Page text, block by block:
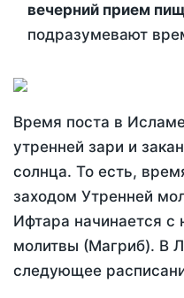
вечерний прием
подразумевают
Время поста в
утренней зари и
солнца. То есть,
заходом Утренней
Ифтара начинается с
молитвы (Магриб). В
следующее